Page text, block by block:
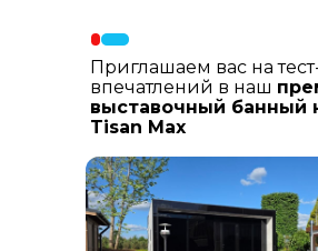
Приглашаем вас на
впечатлений в наш
выставочный банный
Tisan Max
лиственницы, шлифованный
керамогранит